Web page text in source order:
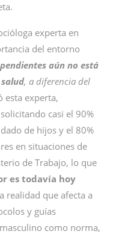
experta en
del entorno
aún no está
, a diferencia del
esta experta,
casi el 90%
de hijos y el 80%
en situaciones de
de Trabajo, lo que
es todavía hoy
realidad que afecta a
y guías
como norma,